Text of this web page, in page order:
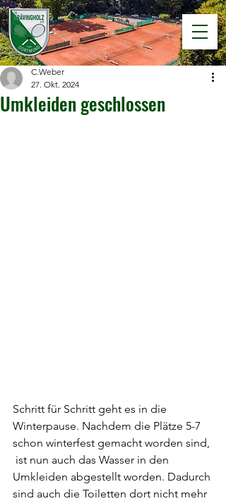
Umkleiden geschlossen
C.Weber
27. Okt. 2024
Schritt für Schritt geht es in die
Winterpause. Nachdem die Plätze 5-7
schon winterfest gemacht worden sind,
ist nun auch das Wasser in den
Umkleiden abgestellt worden. Dadurch
sind auch die Toiletten dort nicht mehr